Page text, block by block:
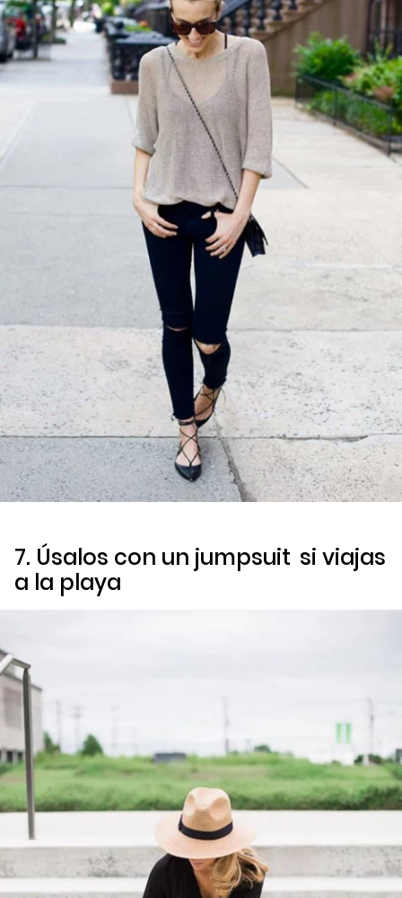
7. Úsalos con un jumpsuit si viajas
a la playa